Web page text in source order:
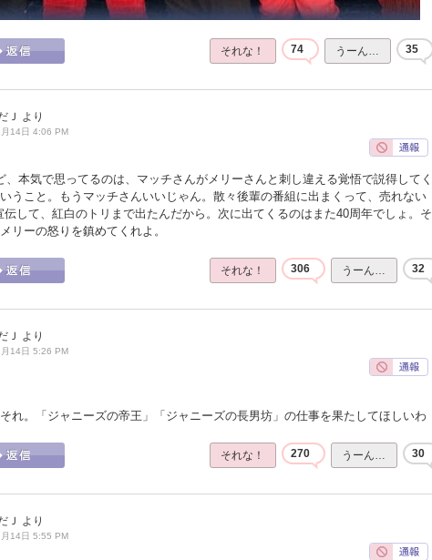
それな！ 74 うーん… 35
Ｊ より
14日 4:06 PM
、本気で思ってるのは、マッチさんがメリーさんと刺し違える覚悟で説得してく
うこと。もうマッチさんいいじゃん。散々後輩の番組に出まくって、売れない
伝して、紅白のトリまで出たんだから。次に出てくるのはまた40周年でしょ。そ
リーの怒りを鎮めてくれよ。
それな！ 306 うーん… 32
Ｊ より
14日 5:26 PM
れ。「ジャニーズの帝王」「ジャニーズの長男坊」の仕事を果たしてほしいわ
それな！ 270 うーん… 30
Ｊ より
14日 5:55 PM